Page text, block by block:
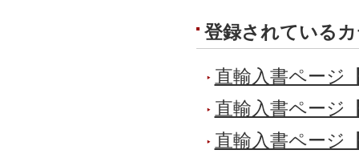
登録されている
直輸入書ページ
直輸入書ページ
直輸入書ページ